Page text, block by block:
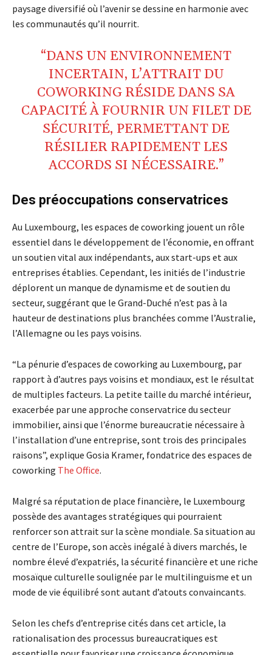
paysage diversifié où l’avenir se dessine en harmonie avec
les communautés qu’il nourrit.
“DANS UN ENVIRONNEMENT
INCERTAIN, L’ATTRAIT DU
COWORKING RÉSIDE DANS SA
CAPACITÉ À FOURNIR UN FILET DE
SÉCURITÉ, PERMETTANT DE
RÉSILIER RAPIDEMENT LES
ACCORDS SI NÉCESSAIRE.”
Des préoccupations conservatrices
Au Luxembourg, les espaces de coworking jouent un rôle
essentiel dans le développement de l’économie, en offrant
un soutien vital aux indépendants, aux start-ups et aux
entreprises établies. Cependant, les initiés de l’industrie
déplorent un manque de dynamisme et de soutien du
secteur, suggérant que le Grand-Duché n’est pas à la
hauteur de destinations plus branchées comme l’Australie,
l’Allemagne ou les pays voisins.
“La pénurie d’espaces de coworking au Luxembourg, par
rapport à d’autres pays voisins et mondiaux, est le résultat
de multiples facteurs. La petite taille du marché intérieur,
exacerbée par une approche conservatrice du secteur
immobilier, ainsi que l’énorme bureaucratie nécessaire à
l’installation d’une entreprise, sont trois des principales
raisons”, explique Gosia Kramer, fondatrice des espaces de
coworking The Office.
Malgré sa réputation de place financière, le Luxembourg
possède des avantages stratégiques qui pourraient
renforcer son attrait sur la scène mondiale. Sa situation au
centre de l’Europe, son accès inégalé à divers marchés, le
nombre élevé d’expatriés, la sécurité financière et une riche
mosaïque culturelle soulignée par le multilinguisme et un
mode de vie équilibré sont autant d’atouts convaincants.
Selon les chefs d’entreprise cités dans cet article, la
rationalisation des processus bureaucratiques est